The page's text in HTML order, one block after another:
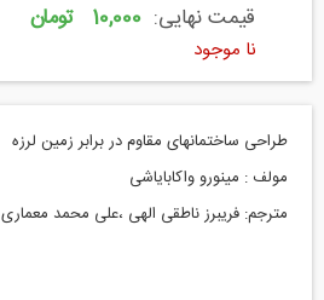
قیمت نهایی: 10,000 تومان
نا موجود
طراحی ساختمانهای مقاوم در برابر زمین لرزه
مولف : مینورو واکابایاشی
مترجم: فریبرز ناطقی الهی ،علی محمد معماری